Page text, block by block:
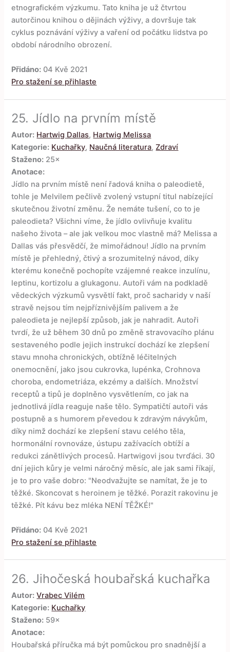
etnografickém výzkumu. Tato kniha je už čtvrtou
autorčinou knihou o dějinách výživy, a dovršuje tak
cyklus poznávání výživy a vaření od počátku lidstva po
období národního obrození.
Přidáno: 04 Kvě 2021
Pro stažení se přihlaste
25. Jídlo na prvním místě
Autor: Hartwig Dallas, Hartwig Melissa
Kategorie: Kuchařky, Naučná literatura,Zdraví
Staženo: 25×
Anotace:
Jídlo na prvním místě není řadová kniha o paleodietě,
tohle je Melvilem pečlivě zvolený vstupní titul nabízející
skutečnou životní změnu. Že nemáte tušení, co to je
paleodieta? Všichni víme, že jídlo ovlivňuje kvalitu
našeho života – ale jak velkou moc vlastně má? Melissa a
Dallas vás přesvědčí, že mimořádnou! Jídlo na prvním
místě je přehledný, čtivý a srozumitelný návod, díky
kterému konečně pochopíte vzájemné reakce inzulínu,
leptinu, kortizolu a glukagonu. Autoři vám na podkladě
vědeckých výzkumů vysvětlí fakt, proč sacharidy v naší
stravě nejsou tím nejpříznivějším palivem a že
paleodieta je nejlepší způsob, jak je nahradit. Autoři
tvrdí, že už během 30 dnů po změně stravovacího plánu
sestaveného podle jejich instrukcí dochází ke zlepšení
stavu mnoha chronických, obtížně léčitelných
onemocnění, jako jsou cukrovka, lupénka, Crohnova
choroba, endometriáza, ekzémy a dalších. Množství
receptů a tipů je doplněno vysvětlením, co jak na
jednotlivá jídla reaguje naše tělo. Sympatičtí autoři vás
postupně a s humorem převedou k zdravým návykům,
díky nimž dochází ke zlepšení stavu celého těla,
hormonální rovnováze, ústupu zažívacích obtíží a
redukci zánětlivých procesů. Hartwigovi jsou tvrďáci. 30
dní jejich kůry je velmi náročný měsíc, ale jak sami říkají,
je to pro vaše dobro: "Neodvažujte se namítat, že je to
těžké. Skoncovat s heroinem je těžké. Porazit rakovinu je
těžké. Pít kávu bez mléka NENÍ TĚŽKÉ!"
Přidáno: 04 Kvě 2021
Pro stažení se přihlaste
26. Jihočeská houbařská kuchařka
Autor: Vrabec Vilém
Kategorie: Kuchařky
Staženo: 59×
Anotace:
Houbařská příručka má být pomůckou pro snadnější a